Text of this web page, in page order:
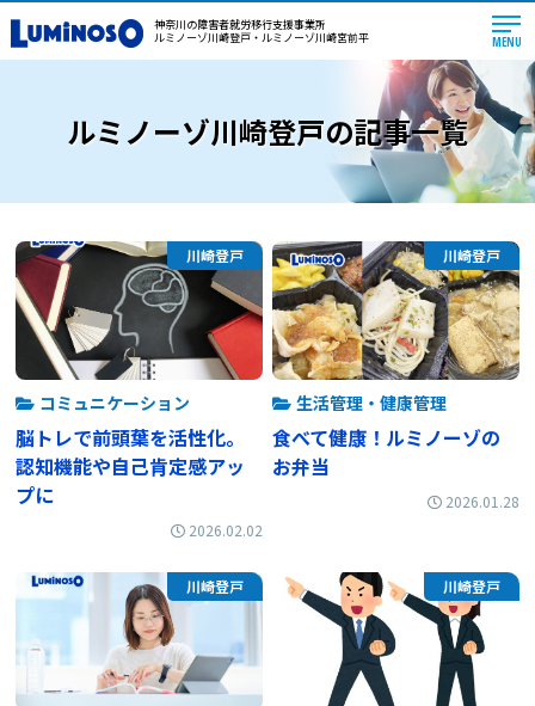
神奈川の障害者就労移行支援事業所
ルミノーゾ川崎登戸・ルミノーゾ川崎宮前平
MENU
ルミノーゾ川崎登戸の記事一覧
川崎登戸
コミュニケーション
脳トレで前頭葉を活性化。
認知機能や自己肯定感アッ
プに
2026.02.02
川崎登戸
生活管理・健康管理
食べて健康！ルミノーゾの
お弁当
2026.01.28
川崎登戸 川崎登戸